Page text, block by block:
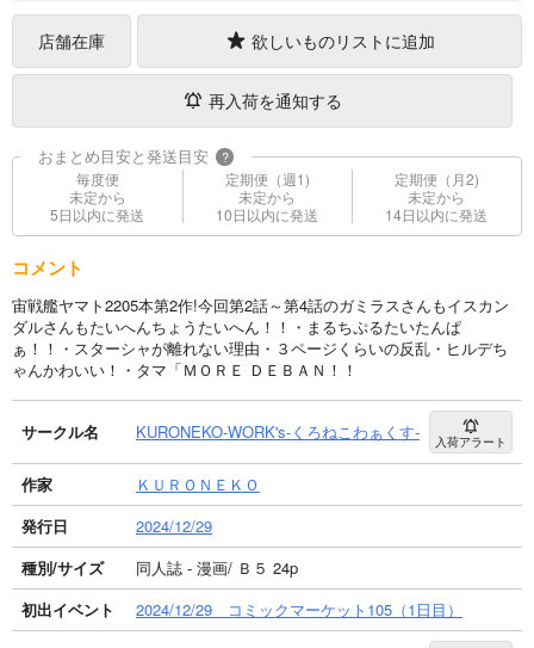
店舗在庫 欲しいものリストに追加
再入荷を通知する
おまとめ目安と発送目安 ?
毎度便
未定から
5日以内に発送
定期便（週1)
未定から
10日以内に発送
定期便（月2)
未定から
14日以内に発送
コメント
宙戦艦ヤマト2205本第2作!今回第2話～第4話のガミラスさんもイスカン
ダルさんもたいへんちょうたいへん！！・まるちぷるたいたんぱ
ぁ！！・スターシャが離れない理由・３ページくらいの反乱・ヒルデち
ゃんかわいい！・タマ「ＭＯＲＥ ＤＥＢＡＮ！！
サークル名 KURONEKO-WORK's-くろねこわぁくす- 入荷アラート
作家
ＫＵＲＯＮＥＫＯ
発行日
2024/12/29
種別/サイズ
同人誌 - 漫画/ Ｂ５ 24p
初出イベント
2024/12/29 コミックマーケット105（1日目）